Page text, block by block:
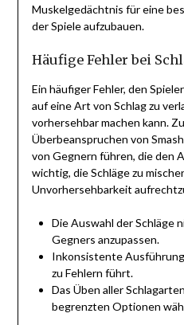
Muskelgedächtnis für eine
der Spiele aufzubauen.
Häufige Fehler bei
Ein häufiger Fehler, den
auf eine Art von Schlag zu
vorhersehbar machen kann.
Überbeanspruchen von
von Gegnern führen, die den
wichtig, die Schläge zu
Unvorhersehbarkeit
Die Auswahl der Schläge
Gegners anzupassen.
Inkonsistente
zu Fehlern führt.
Das Üben aller
begrenzten Optionen